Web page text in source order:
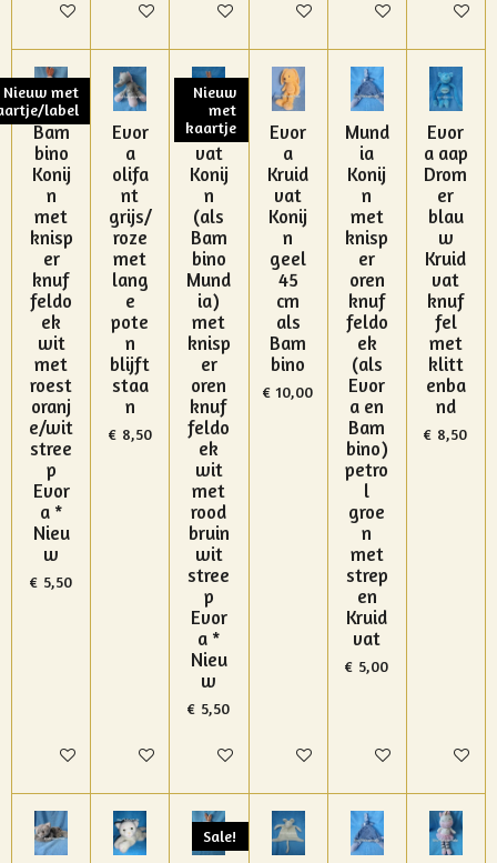
In winkelwagenIn winkelwagenIn winkelwagenIn winkelwagenIn winkelwagen
In
Nieuw met
label
Bam
bino
Konij
n
met
knisp
er
knuf
feldo
ek
wit
met
roest
oranj
e/wit
stree
p
Evor
a *
Nieu
w
€ 5,50
In winkelwagen
Evor
a
olifa
nt
grijs/
roze
met
lang
e
pote
n
blijft
staa
n
€ 8,50
In winkelwagen
Nieuw
met
kaartje
Kruid
vat
Konij
n
(als
Bam
bino
Mund
ia)
met
knisp
er
oren
knuf
feldo
ek
wit
met
rood
bruin
wit
stree
p
Evor
a *
Nieu
w
€ 5,50
In winkelwagen
Evor
a
Kruid
vat
Konij
n
geel
45
cm
als
Bam
bino
€ 10,00
In winkelwagen
Mund
ia
Konij
n
met
knisp
er
oren
knuf
feldo
ek
(als
Evor
a en
Bam
bino)
petro
l
groe
n
met
strep
en
Kruid
vat
€ 5,00
In winkelwagen
Evor
a aap
Drom
er
blau
w
Kruid
vat
knuf
fel
met
klitt
enba
nd
€ 8,50
In
Sale!